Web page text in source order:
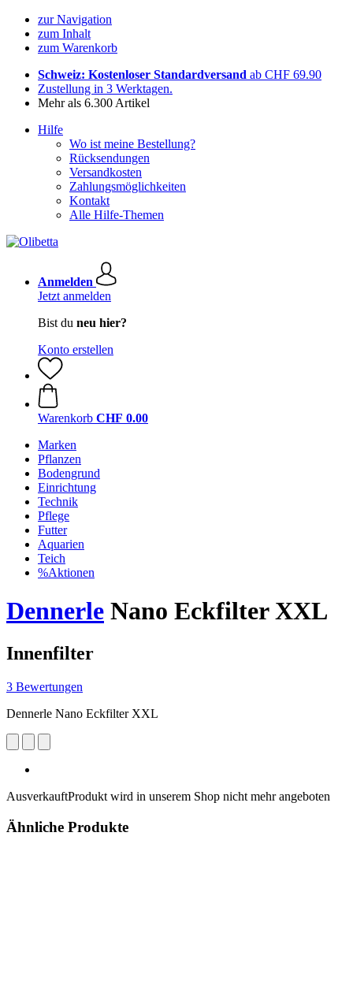
zur Navigation
zum Inhalt
zum Warenkorb
Schweiz: Kostenloser Standardversand ab CHF 69.90
Zustellung in 3 Werktagen.
Mehr als 6.300 Artikel
Hilfe
Wo ist meine Bestellung?
Rücksendungen
Versandkosten
Zahlungsmöglichkeiten
Kontakt
Alle Hilfe-Themen
Anmelden
Jetzt anmelden
Bist du neu hier?
Konto erstellen
Warenkorb CHF 0.00
Marken
Pflanzen
Bodengrund
Einrichtung
Technik
Pflege
Futter
Aquarien
Teich
%Aktionen
Dennerle Nano Eckfilter XXL
Innenfilter
3 Bewertungen
Dennerle Nano Eckfilter XXL
AusverkauftProdukt wird in unserem Shop nicht mehr angeboten
Ähnliche Produkte